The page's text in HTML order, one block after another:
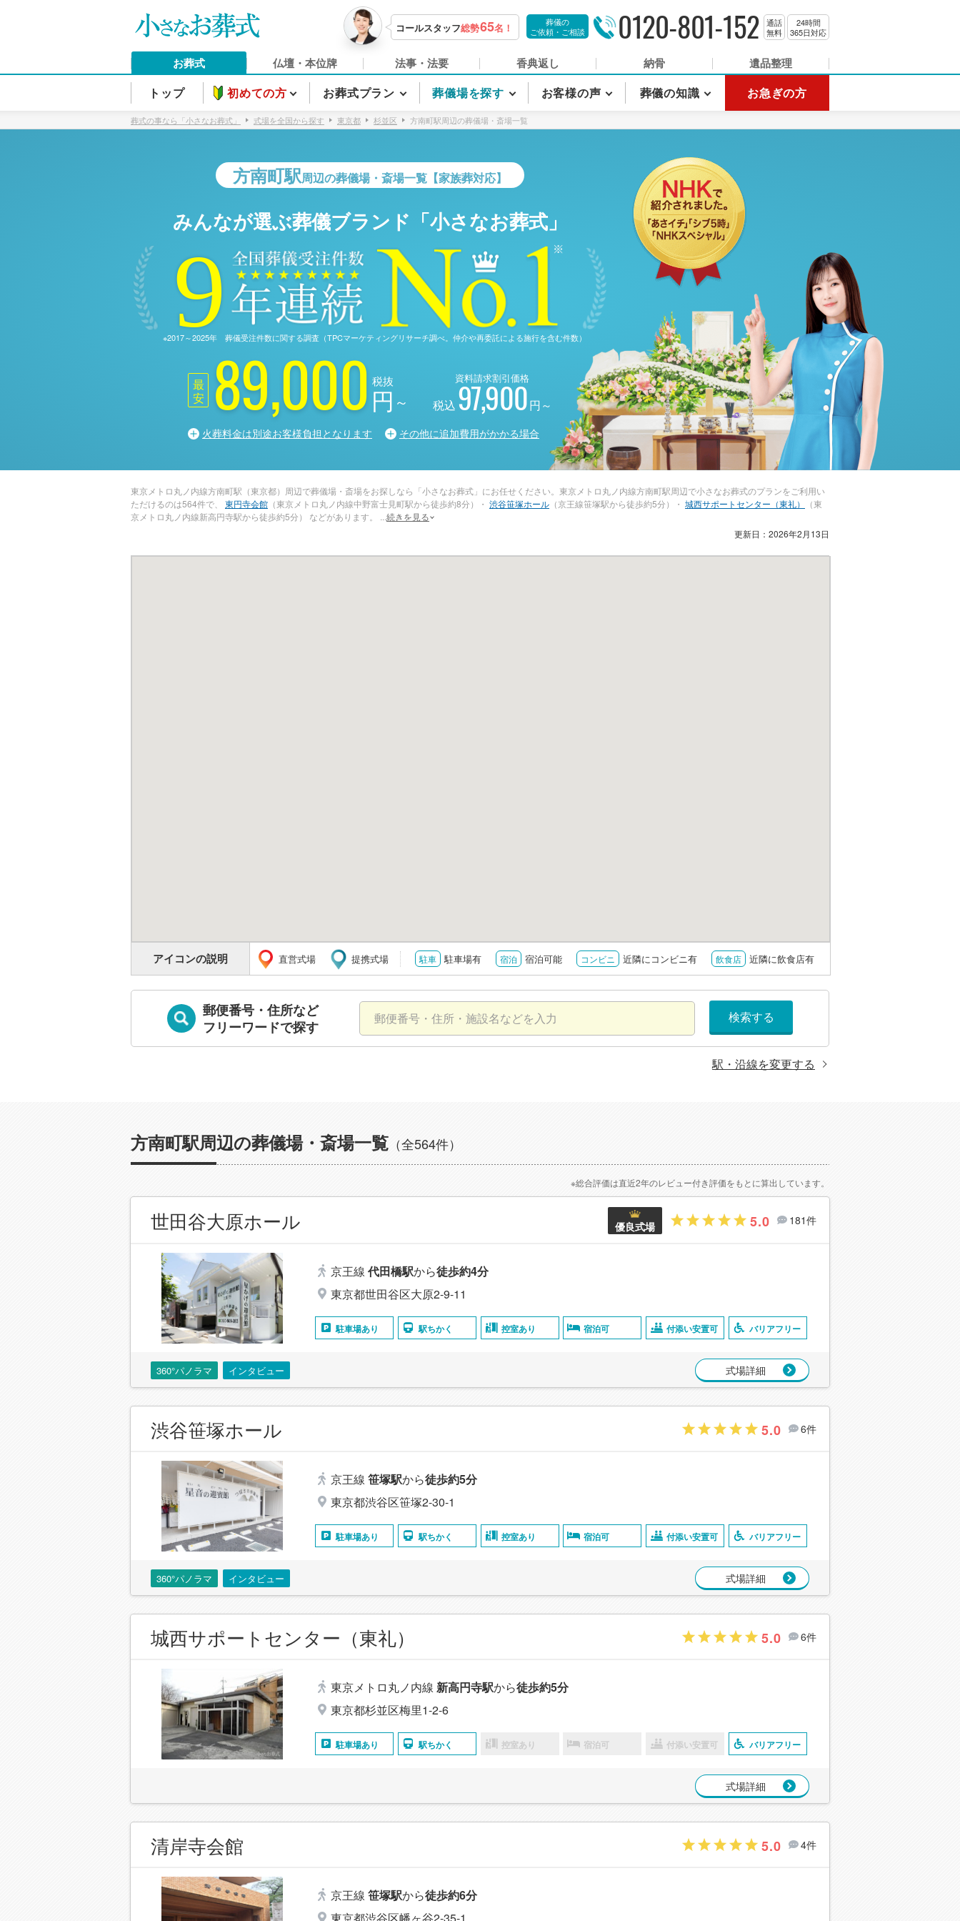
コールスタッフ総勢65名！
葬儀の
ご依頼・ご相談
0120-801-152
通話
無料
24時間
365日対応
お葬式 仏壇・本位牌 法事・法要 香典返し 納骨 遺品整理
トップ 初めての方 お葬式プラン 葬儀場を探す お客様の声 葬儀の知識 お急ぎの方
葬式の事なら「小さなお葬式」 式場を全国から探す 東京都 杉並区 方南町駅周辺の葬儀場・斎場一覧
方南町駅周辺の葬儀場・斎場一覧【家族葬対応】
みんなが選ぶ葬儀ブランド「小さなお葬式」
9
※2017～2025年 葬儀受注件数に関する調査（TPCマーケティングリサーチ調べ。仲介や再委託による施行を含む件数）
最
安
89,000円 ～
税抜 資料請求割引価格
税込97,900円～
火葬料金は別途お客様負担となります その他に追加費用がかかる場合
東京メトロ丸ノ内線方南町駅（東京都）周辺で葬儀場・斎場をお探しなら「小さなお葬式」にお任せください。東京メトロ丸ノ内線方南町駅周辺で小さなお葬式のプランをご利用い
ただけるのは564件で、 東円寺会館 （東京メトロ丸ノ内線中野富士見町駅から徒歩約8分）・ 渋谷笹塚ホール （京王線笹塚駅から徒歩約5分）・ 城西サポートセンター（東礼）
（東
京メトロ丸ノ内線新高円寺駅から徒歩約5分） などがあります。
続きを見る
更新日：2026年2月13日
アイコンの説明 直営式場 提携式場 駐車 駐車場有 宿泊 宿泊可能 コンビニ 近隣にコンビニ有 飲食店 近隣に飲食店有
郵便番号・住所など
フリーワードで探す
検索する
駅・沿線を変更する
方南町駅周辺の葬儀場・斎場一覧 （全564件）
※総合評価は直近2年のレビュー付き評価をもとに算出しています。
世田谷大原ホール 優良式場 5.0 181件
京王線 代田橋駅から徒歩約4分
東京都世田谷区大原2-9-11
駐車場あり 駅ちかく 控室あり 宿泊可 付添い安置可 バリアフリー
360°パノラマ インタビュー 式場詳細
渋谷笹塚ホール 5.0 6件
京王線 笹塚駅から徒歩約5分
東京都渋谷区笹塚2-30-1
駐車場あり 駅ちかく 控室あり 宿泊可 付添い安置可 バリアフリー
360°パノラマ インタビュー 式場詳細
城西サポートセンター（東礼） 5.0 6件
東京メトロ丸ノ内線 新高円寺駅から徒歩約5分
東京都杉並区梅里1-2-6
駐車場あり 駅ちかく 控室あり 宿泊可 付添い安置可 バリアフリー
式場詳細
清岸寺会館 5.0 4件
京王線 笹塚駅から徒歩約6分